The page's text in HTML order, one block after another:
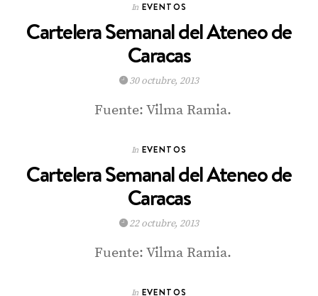
In EVENTOS
Cartelera Semanal del Ateneo de
Caracas
30 octubre, 2013
Fuente: Vilma Ramia.
In EVENTOS
Cartelera Semanal del Ateneo de
Caracas
22 octubre, 2013
Fuente: Vilma Ramia.
In EVENTOS